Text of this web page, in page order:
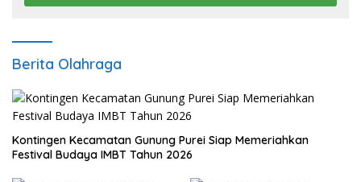
Berita Olahraga
Kontingen Kecamatan Gunung Purei Siap Memeriahkan
Festival Budaya IMBT Tahun 2026